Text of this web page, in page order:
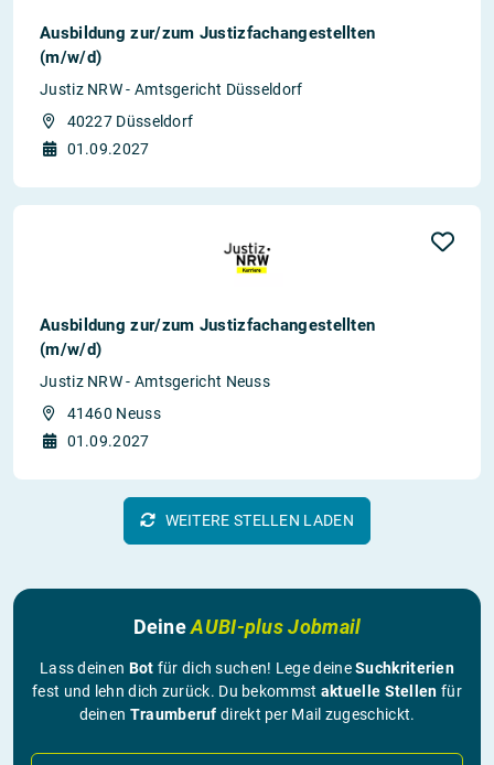
Ausbildung zur/zum Justizfachangestellten
(m/w/d)
Justiz NRW - Amtsgericht Düsseldorf
40227 Düsseldorf
01.09.2027
Ausbildung zur/zum Justizfachangestellten
(m/w/d)
Justiz NRW - Amtsgericht Neuss
41460 Neuss
01.09.2027
WEITERE STELLEN LADEN
DeineAUBI-plus Jobmail
Lass deinen Bot für dich suchen! Lege deineSuchkriterien
fest und lehn dich zurück. Du bekommst aktuelle Stellen für
deinen Traumberuf direkt per Mail zugeschickt.